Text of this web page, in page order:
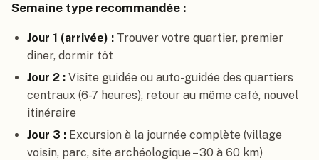
Semaine type recommandée :
Jour 1 (arrivée) : Trouver votre quartier, premier
dîner, dormir tôt
Jour 2 : Visite guidée ou auto-guidée des quartiers
centraux (6-7 heures), retour au même café, nouvel
itinéraire
Jour 3 : Excursion à la journée complète (village
voisin, parc, site archéologique – 30 à 60 km)